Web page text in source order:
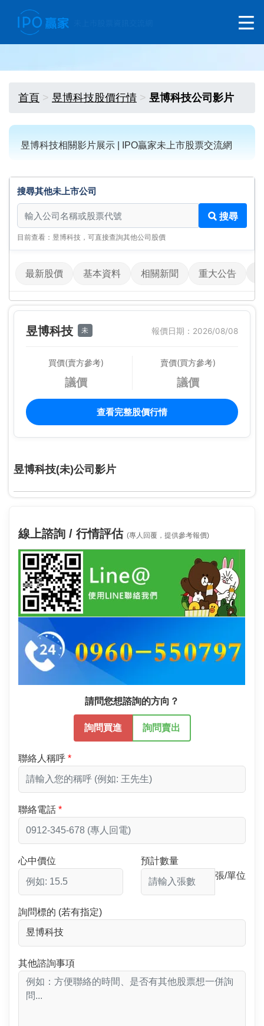
首頁 昱博科技股價行情 昱博科技公司影片
昱博科技相關影片展示 | IPO贏家未上市股票交流網
搜尋其他未上市公司
搜尋其他未上市公司
搜尋
目前查看：昱博科技，可直接查詢其他公司股價
最新股價 基本資料 相關新聞 重大公告
昱博科技 未 報價日期：2026/08/08
買價(賣方參考)
議價
賣價(買方參考)
議價
查看完整股價行情
昱博科技(未)公司影片
線上諮詢 / 行情評估 (專人回覆，提供參考報價)
請問您想諮詢的方向？
詢問買進 詢問賣出
聯絡人稱呼
聯絡電話
心中價位
預計數量
張/單位
詢問標的 (若有指定)
其他諮詢事項